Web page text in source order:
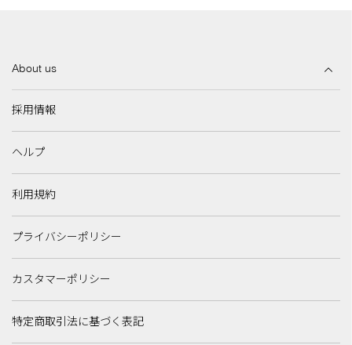
About us
採用情報
ヘルプ
利用規約
プライバシーポリシー
カスタマーポリシー
特定商取引法に基づく表記